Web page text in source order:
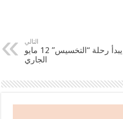
التالي
ميدو يبدأ رحلة “التخسيس” 12 مايو
الجاري